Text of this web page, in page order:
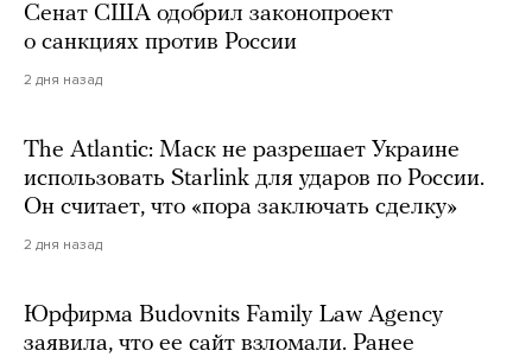
Сенат США одобрил законопроект
о санкциях против России
2 дня назад
The Atlantic: Маск не разрешает Украине
использовать Starlink для ударов по России.
Он считает, что «пора заключать сделку»
2 дня назад
Юрфирма Budovnits Family Law Agency
заявила, что ее сайт взломали. Ранее